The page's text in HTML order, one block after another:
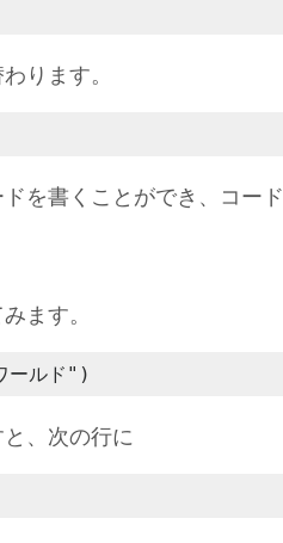
ります。
を書くことができ、コー
ます。
ルド")
、次の行に